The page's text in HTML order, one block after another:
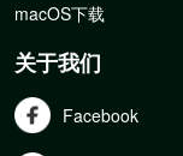
macOS下载
关于我们
Facebook